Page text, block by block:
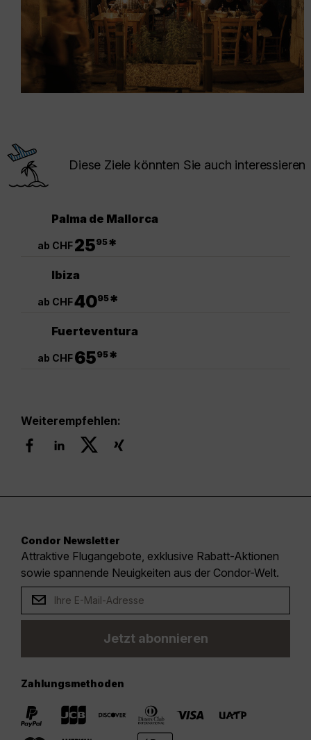
Diese Ziele könnten Sie auch interessieren
Palma de Mallorca
ab CHF2595*
Ibiza
ab CHF4095*
Fuerteventura
ab CHF6595*
Weiterempfehlen:
Condor Newsletter
Attraktive Flugangebote, exklusive Rabatt-Aktionen
sowie spannende Neuigkeiten aus der Condor-Welt.
Jetzt abonnieren
Zahlungsmethoden